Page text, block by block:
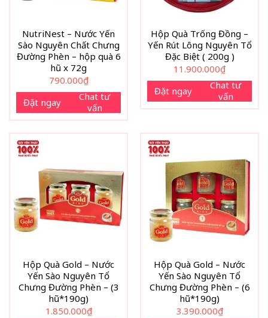
NutriNest – Nước Yến
Sào Nguyên Chất Chưng
Đường Phèn – hộp quà 6
hũ x 72g
790.000₫
Đặt ngay
Chat tư
vấn
Hộp Quà Trống Đồng –
Yến Rút Lông Nguyên Tổ
Đặc Biệt ( 200g )
11.900.000₫
Đặt ngay
Chat tư
vấn
Hộp Quà Gold – Nước
Yến Sào Nguyên Tổ
Chưng Đường Phèn – (3
hũ*190g)
1.850.000₫
Hộp Quà Gold – Nước
Yến Sào Nguyên Tổ
Chưng Đường Phèn – (6
hũ*190g)
3.390.000₫